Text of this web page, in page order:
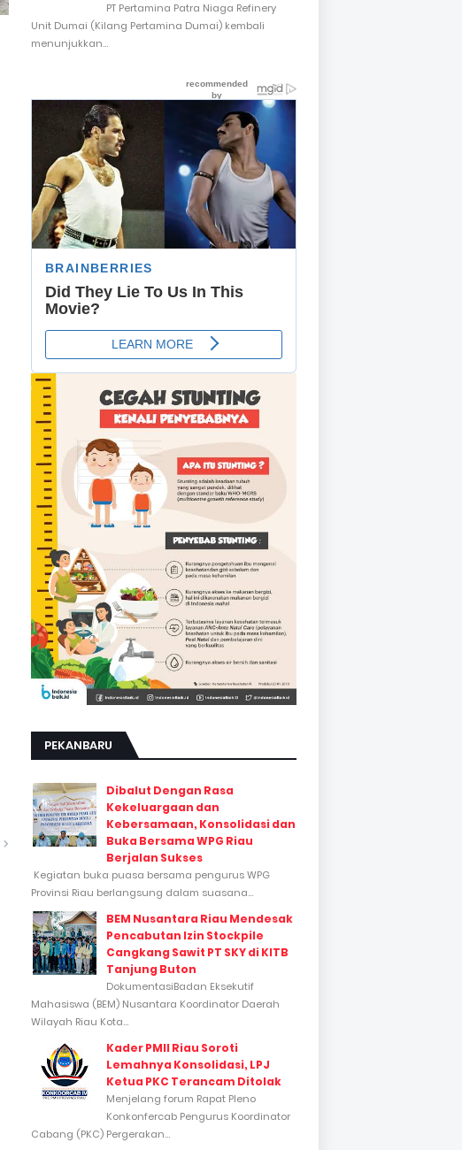
PT Pertamina Patra Niaga Refinery
Unit Dumai (Kilang Pertamina Dumai) kembali
menunjukkan...
PEKANBARU
Dibalut Dengan Rasa
Kekeluargaan dan
Kebersamaan, Konsolidasi dan
Buka Bersama WPG Riau
Berjalan Sukses
Kegiatan buka puasa bersama pengurus WPG
Provinsi Riau berlangsung dalam suasana...
BEM Nusantara Riau Mendesak
Pencabutan Izin Stockpile
Cangkang Sawit PT SKY di KITB
Tanjung Buton
DokumentasiBadan Eksekutif
Mahasiswa (BEM) Nusantara Koordinator Daerah
Wilayah Riau Kota...
Kader PMII Riau Soroti
Lemahnya Konsolidasi, LPJ
Ketua PKC Terancam Ditolak
Menjelang forum Rapat Pleno
Konkonfercab Pengurus Koordinator
Cabang (PKC) Pergerakan...